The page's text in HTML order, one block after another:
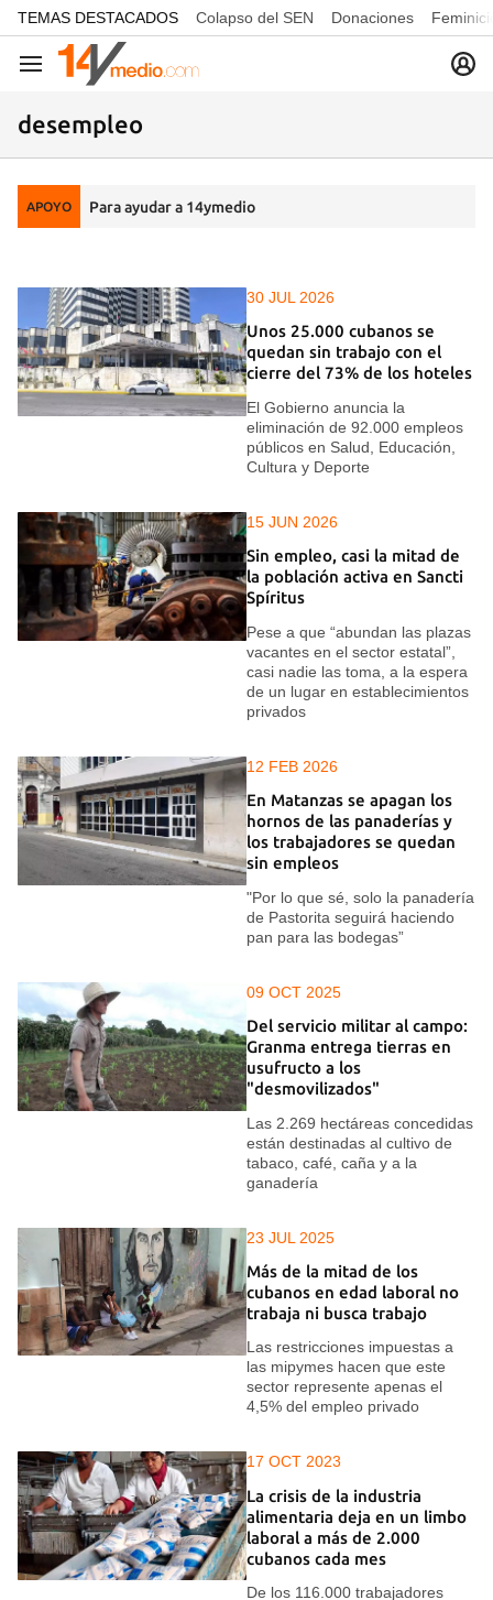
common.go-to-content
TEMAS DESTACADOS Colapso del SEN Donaciones
Navegación
desempleo
APOYO Para ayudar a 14ymedio
30 JUL 2026
Unos 25.000 cubanos se
quedan sin trabajo con el
cierre del 73% de los hoteles
El Gobierno anuncia la
eliminación de 92.000 empleos
públicos en Salud, Educación,
Cultura y Deporte
15 JUN 2026
Sin empleo, casi la mitad de
la población activa en Sancti
Spíritus
Pese a que “abundan las plazas
vacantes en el sector estatal”,
casi nadie las toma, a la espera
de un lugar en establecimientos
privados
12 FEB 2026
En Matanzas se apagan los
hornos de las panaderías y
los trabajadores se quedan
sin empleos
"Por lo que sé, solo la panadería
de Pastorita seguirá haciendo
pan para las bodegas”
09 OCT 2025
Del servicio militar al campo:
Granma entrega tierras en
usufructo a los
"desmovilizados"
Las 2.269 hectáreas concedidas
están destinadas al cultivo de
tabaco, café, caña y a la
ganadería
23 JUL 2025
Más de la mitad de los
cubanos en edad laboral no
trabaja ni busca trabajo
Las restricciones impuestas a
las mipymes hacen que este
sector represente apenas el
4,5% del empleo privado
17 OCT 2023
La crisis de la industria
alimentaria deja en un limbo
laboral a más de 2.000
cubanos cada mes
De los 116.000 trabajadores